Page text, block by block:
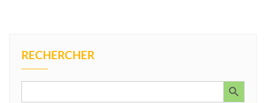
RECHERCHER
Search Search Button